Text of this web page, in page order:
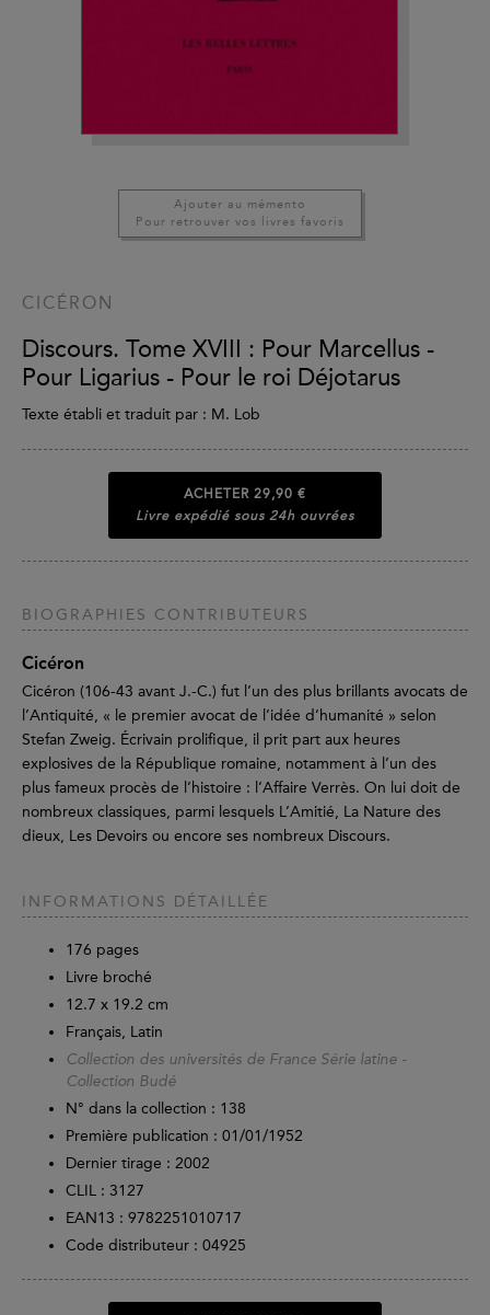
Ajouter au mémento
Pour retrouver vos livres favoris
CICÉRON
Discours. Tome XVIII : Pour Marcellus -
Pour Ligarius - Pour le roi Déjotarus
Texte établi et traduit par : M. Lob
ACHETER 29,90 €
Livre expédié sous 24h ouvrées
BIOGRAPHIES CONTRIBUTEURS
Cicéron
Cicéron (106-43 avant J.-C.) fut l’un des plus brillants avocats de
l’Antiquité, « le premier avocat de l’idée d’humanité » selon
Stefan Zweig. Écrivain prolifique, il prit part aux heures
explosives de la République romaine, notamment à l’un des
plus fameux procès de l’histoire : l’Affaire Verrès. On lui doit de
nombreux classiques, parmi lesquels L’Amitié, La Nature des
dieux, Les Devoirs ou encore ses nombreux Discours.
INFORMATIONS DÉTAILLÉE
176 pages
Livre broché
12.7 x 19.2 cm
Français, Latin
Collection des universités de France Série latine -
Collection Budé
N° dans la collection : 138
Première publication : 01/01/1952
Dernier tirage : 2002
CLIL : 3127
EAN13 : 9782251010717
Code distributeur : 04925